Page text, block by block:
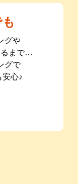
グや
るまで…
グで
安心♪